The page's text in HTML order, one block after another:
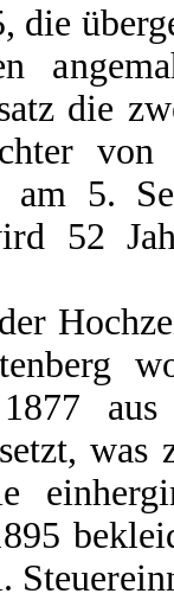
die
die
am 5.
52
aus